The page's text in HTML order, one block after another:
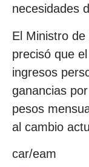
necesidades
El Ministro
precisó que
ingresos
ganancias
pesos
al cambio
car/eam